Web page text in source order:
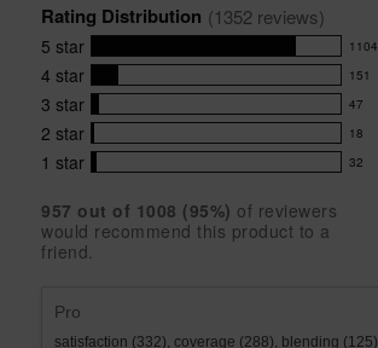
for
this
product:
4.7
out
of
5
stars
Rating Distribution (1352 reviews)
5 star 1104
1104
reviews
with
5
star
rating.
4 star 151
151
reviews
with
4
rating.
3 star 47
47
reviews
with
star
rating.
2 star 18
18
reviews
2
star
rating.
1 star 32
32
with
1
957 out of 1008 (95%) of reviewers
would recommend this product to a
friend.
Pro
satisfaction (332), coverage (288), blending (125)